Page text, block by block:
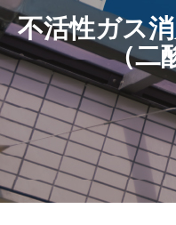
キ
ッ
プ
不活性ガス
（二